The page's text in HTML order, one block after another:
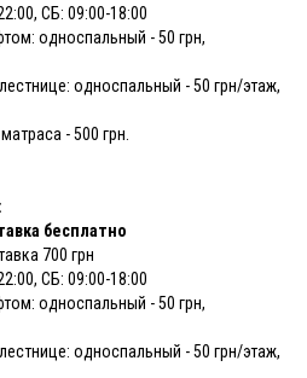
СБ: 09:00-18:00
односпальный - 50 грн,
односпальный - 50 грн/этаж,
- 500 грн.
бесплатно
700 грн
СБ: 09:00-18:00
односпальный - 50 грн,
односпальный - 50 грн/этаж,